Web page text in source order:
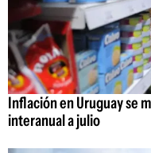
Inflación en Uruguay se
interanual a julio